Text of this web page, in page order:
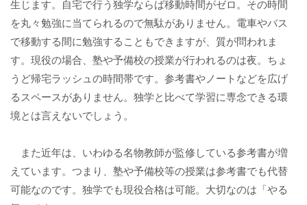
生じます。自宅で行う独学ならば移動時間がゼロ。その時間
を丸々勉強に当てられるので無駄がありません。電車やバス
で移動する間に勉強することもできますが、質が問われま
す。現役の場合、塾や予備校の授業が行われるのは夜。ちょ
うど帰宅ラッシュの時間帯です。参考書やノートなどを広げ
るスペースがありません。独学と比べて学習に専念できる環
境とは言えないでしょう。
また近年は、いわゆる名物教師が監修している参考書が増
えています。つまり、塾や予備校等の授業は参考書でも代替
可能なのです。独学でも現役合格は可能。大切なのは「やる